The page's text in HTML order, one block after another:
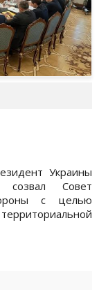
Украины
созвал Совет
с целью